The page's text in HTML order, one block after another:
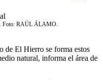
Foto: RAÚL ÁLAMO.
de El Hierro se forma estos
natural, informa el área de